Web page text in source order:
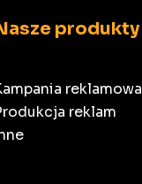
produkty
reklamowa
reklam